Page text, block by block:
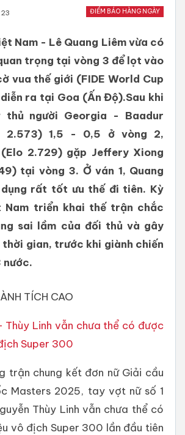
ĐIỂM BÁO HÀNG NGÀY
Nam - Lê Quang Liêm vừa có
trọng tại vòng 3 để lọt vào
vua thế giới (FIDE World Cup
ra tại Goa (Ấn Độ).Sau khi
thủ người Georgia - Baadur
2.573) 1,5 - 0,5 ở vòng 2,
(Elo 2.729) gặp Jeffery Xiong
tại vòng 3. Ở ván 1, Quang
rất tốt ưu thế đi tiên. Kỳ
Nam triển khai thế trận chắc
sai lầm của đối thủ và gây
thời gian, trước khi giành chiến
nước.
TÍCH CAO
Thùy Linh vẫn chưa thể có được
Super 300
trận chung kết đơn nữ Giải cầu
Masters 2025, tay vợt nữ số 1
Thùy Linh vẫn chưa thể có
vô địch Super 300 lần đầu tiên